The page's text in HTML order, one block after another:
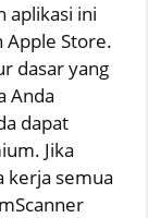
aplikasi ini
Apple Store.
dasar yang
Anda
dapat
Jika
kerja semua